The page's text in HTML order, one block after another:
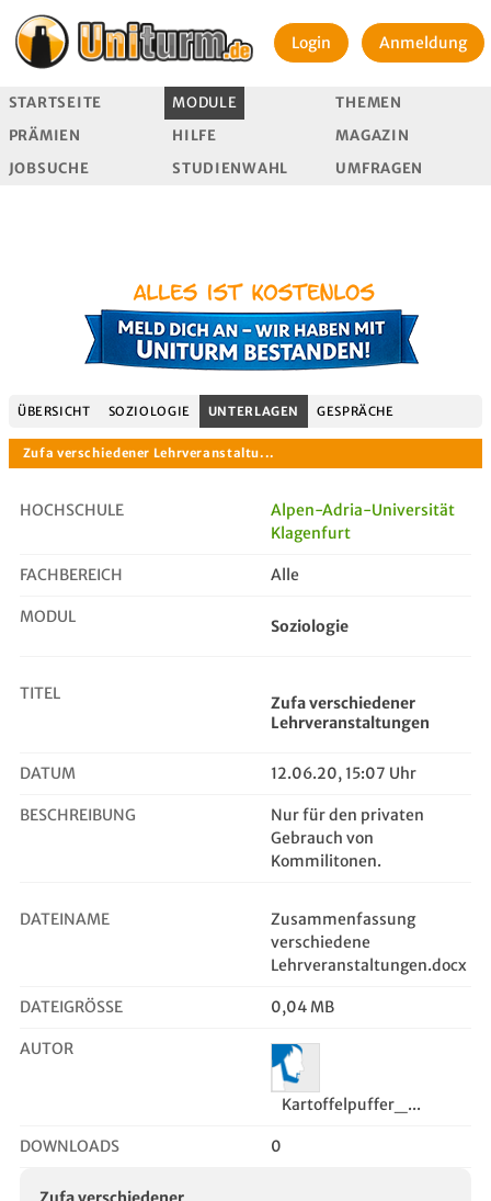
Login Anmeldung
STARTSEITE MODULE
THEMEN
PRÄMIEN
HILFE
MAGAZIN
JOBSUCHE
STUDIENWAHL UMFRAGEN
ÜBERSICHT SOZIOLOGIE UNTERLAGEN GESPRÄCHE
Zufa verschiedener Lehrveranstaltu...
HOCHSCHULE
Alpen-Adria-Universität
Klagenfurt
FACHBEREICH Alle
MODUL Soziologie
TITEL
Zufa verschiedener
Lehrveranstaltungen
DATUM 12.06.20, 15:07 Uhr
BESCHREIBUNG
Nur für den privaten
Gebrauch von
Kommilitonen.
DATEINAME
Zusammenfassung
verschiedene
Lehrveranstaltungen.docx
DATEIGRÖSSE 0,04 MB
AUTOR
Kartoffelpuffer_...
DOWNLOADS 0